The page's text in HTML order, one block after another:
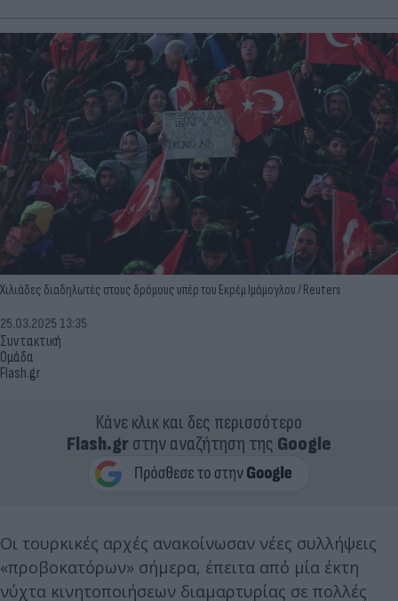
Χιλιάδες διαδηλωτές στους δρόμους υπέρ του Εκρέμ Ιμάμογλου / Reuters
Συντακτική
Ομάδα
Flash.gr
25.03.2025 13:35
Κάνε κλικ και δες περισσότερο
Flash.grστην αναζήτηση της Google
Οι τουρκικές αρχές ανακοίνωσαν νέες συλλήψεις
«προβοκατόρων» σήμερα, έπειτα από μία έκτη
νύχτα κινητοποιήσεων διαμαρτυρίας σε πολλές